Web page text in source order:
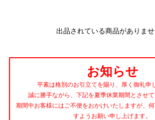
出品されている商品がありませ
お知らせ
平素は格別のお引立てを賜り、厚く御礼申
誠に勝手ながら、下記を夏季休業期間とさせて
期間中お客様にはご不便をおかけいたしますが、
すようお願い申し上げます。